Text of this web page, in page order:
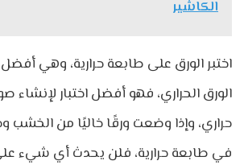
الكاشير
اختبر الورق على طابعة حرارية، وهي
الورق الحراري، فهو أفضل اختبار لإنشاء
حراري، وإذا وضعت ورقًا خاليًا من الخشب
في طابعة حرارية، فلن يحدث أي شيء